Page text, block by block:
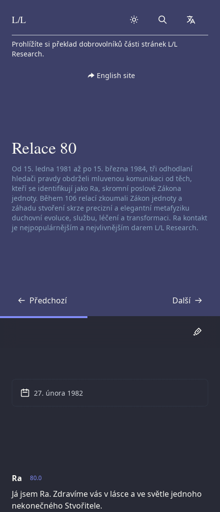
Skip to content
L/L Search
Prohlížíte si překlad dobrovolníků části stránek L/L
Research.
English site
Relace 80
Zřeknutí se odpovědnosti za channeling:
Od 15. ledna 1981 až po 15. března 1984, tři odhodlaní
hledači pravdy obdrželi mluvenou komunikaci od těch,
kteří se identifikují jako Ra, skromní poslové Zákona
jednoty. Během 106 relací zkoumali Zákon jednoty a
záhadu stvoření skrze precizní a elegantní metafyziku
duchovní evoluce, službu, léčení a transformaci. Ra kontakt
je nejpopulárnějším a nejvlivnějším darem L/L Research.
Předchozí
Přepis Další
Přepis
80.0
Ra
Já jsem Ra. Zdravíme vás v lásce a ve světle jednoho
nekonečného Stvořitele.
27. února 1982